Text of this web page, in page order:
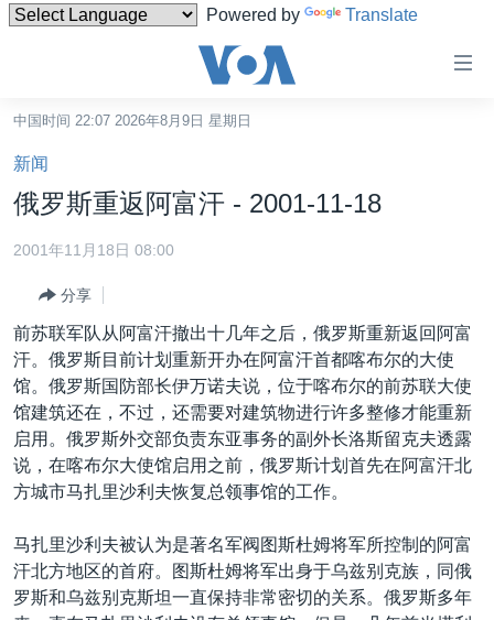
Powered by Translate
碍
链
接
转
跳
转
到
航
到
检
索
中国
港澳
国际
最新国际新闻
印太
中东
欧洲
非洲
美洲
分类新闻
经济·金融·贸易
人权·法律·宗教
科教·文娱·体健
军事
劳工
美中关系
热点专题
白宫要闻
国会报道
美中关系
VOA视频
VOA今日焦点
中文广播
中国时间 22:07 2026年8月9日 星期日
新闻
俄罗斯重返阿富汗 - 2001-11-18
2001年11月18日 08:00
分享
前苏联军队从阿富汗撤出十几年之后，俄罗斯重新返回阿富
汗。俄罗斯目前计划重新开办在阿富汗首都喀布尔的大使
馆。俄罗斯国防部长伊万诺夫说，位于喀布尔的前苏联大使
馆建筑还在，不过，还需要对建筑物进行许多整修才能重新
启用。俄罗斯外交部负责东亚事务的副外长洛斯留克夫透露
说，在喀布尔大使馆启用之前，俄罗斯计划首先在阿富汗北
方城市马扎里沙利夫恢复总领事馆的工作。
马扎里沙利夫被认为是著名军阀图斯杜姆将军所控制的阿富
汗北方地区的首府。图斯杜姆将军出身于乌兹别克族，同俄
罗斯和乌兹别克斯坦一直保持非常密切的关系。俄罗斯多年